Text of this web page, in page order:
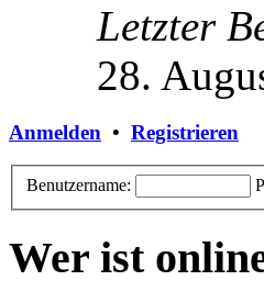
Letzter
28.
Anmelden • Registrieren
Benutzername:
Wer ist